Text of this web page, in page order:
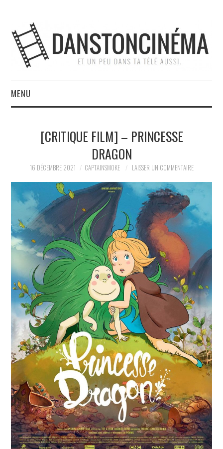
MENU
À PROPOS
L’ÉQUIPE
NOUS SOUTENIR
CONTACT
[CRITIQUE FILM] – PRINCESSE
DRAGON
16 DÉCEMBRE 2021 CAPTAINSMOKE LAISSER UN COMMENTAIRE